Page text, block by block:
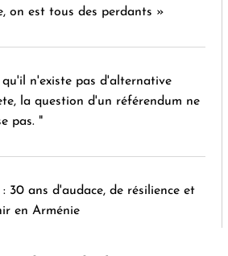
on est tous des perdants »
qu'il n'existe pas d'alternative
la question d'un référendum ne
pas. "
: 30 ans d'audace, de résilience et
en Arménie